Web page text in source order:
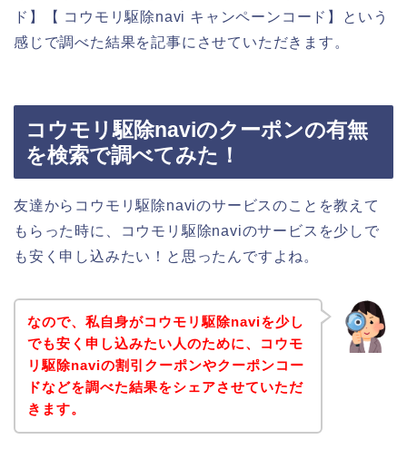
ド】【 コウモリ駆除navi キャンペーンコード】という
感じで調べた結果を記事にさせていただきます。
コウモリ駆除naviのクーポンの有無
を検索で調べてみた！
友達からコウモリ駆除naviのサービスのことを教えて
もらった時に、コウモリ駆除naviのサービスを少しで
も安く申し込みたい！と思ったんですよね。
なので、私自身がコウモリ駆除naviを少し
でも安く申し込みたい人のために、コウモ
リ駆除naviの割引クーポンやクーポンコー
ドなどを調べた結果をシェアさせていただ
きます。